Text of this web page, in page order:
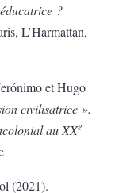
?
L’Harmattan,
et Hugo
civilisatrice ».
au XXe
(2021).